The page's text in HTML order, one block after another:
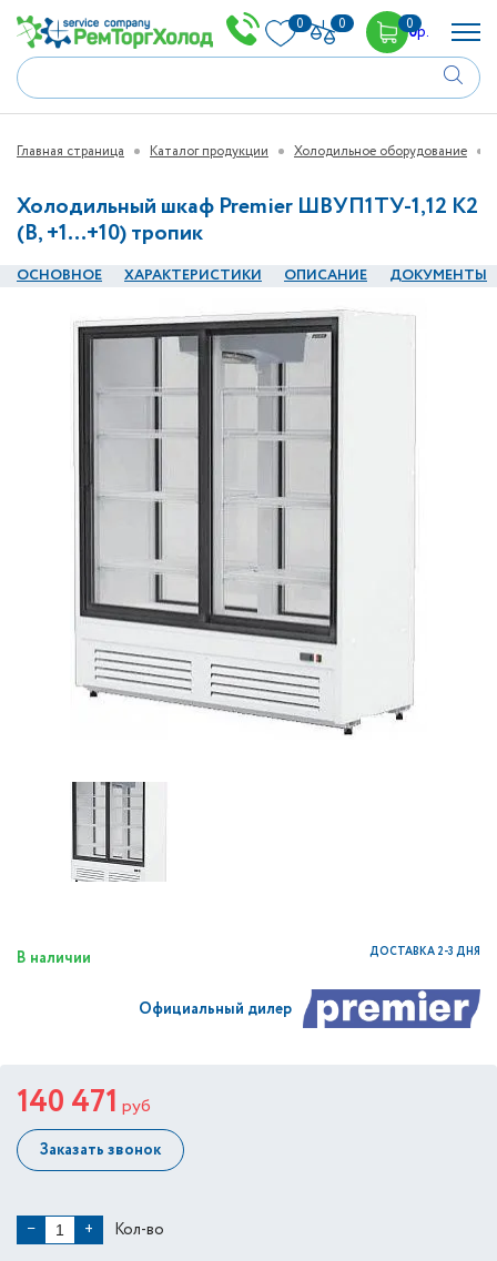
0 0 00р.
Главная страница Каталог продукции Холодильное оборудование
Холодильный шкаф Premier ШВУП1ТУ-1,12 К2
(В, +1…+10) тропик
ОСНОВНОЕ ХАРАКТЕРИСТИКИ ОПИСАНИЕ ДОКУМЕНТЫ
В наличии ДОСТАВКА 2-3 ДНЯ
Официальный дилер
140 471 руб
Заказать звонок
− + Кол-во